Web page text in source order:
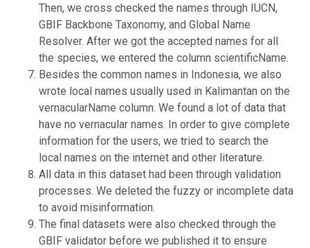
Then, we cross checked the names through IUCN,
GBIF Backbone Taxonomy, and Global Name
Resolver. After we got the accepted names for all
the species, we entered the column scientificName.
Besides the common names in Indonesia, we also
wrote local names usually used in Kalimantan on the
vernacularName column. We found a lot of data that
have no vernacular names. In order to give complete
information for the users, we tried to search the
local names on the internet and other literature.
All data in this dataset had been through validation
processes. We deleted the fuzzy or incomplete data
to avoid misinformation.
The final datasets were also checked through the
GBIF validator before we published it to ensure